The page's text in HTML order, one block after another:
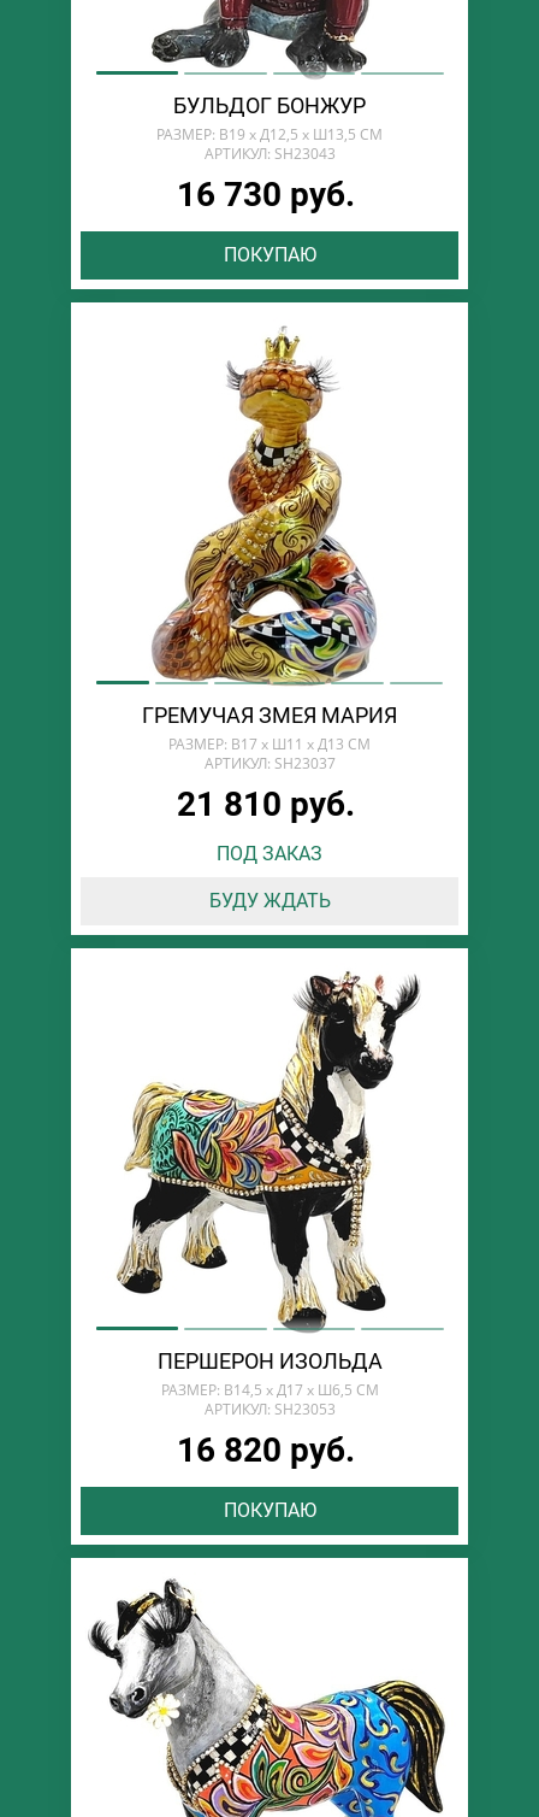
БУЛЬДОГ БОНЖУР
РАЗМЕР: В19 х Д12,5 х Ш13,5 СМ
АРТИКУЛ: SH23043
16 730 руб.
ПОКУПАЮ
ГРЕМУЧАЯ ЗМЕЯ МАРИЯ
РАЗМЕР: В17 х Ш11 х Д13 СМ
АРТИКУЛ: SH23037
21 810 руб.
ПОД ЗАКАЗ
БУДУ ЖДАТЬ
ПЕРШЕРОН ИЗОЛЬДА
РАЗМЕР: В14,5 х Д17 х Ш6,5 СМ
АРТИКУЛ: SH23053
16 820 руб.
ПОКУПАЮ